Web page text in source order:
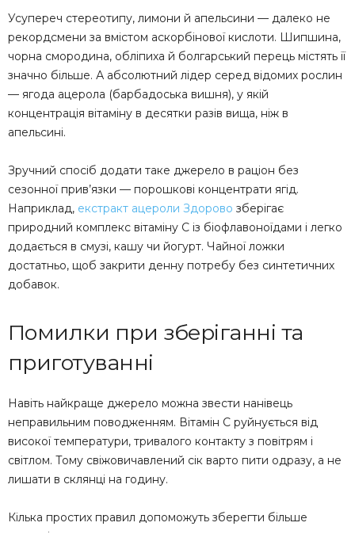
Усупереч стереотипу, лимони й апельсини — далеко не
рекордсмени за вмістом аскорбінової кислоти. Шипшина,
чорна смородина, обліпиха й болгарський перець містять її
значно більше. А абсолютний лідер серед відомих рослин
— ягода ацерола (барбадоська вишня), у якій
концентрація вітаміну в десятки разів вища, ніж в
апельсині.
Зручний спосіб додати таке джерело в раціон без
сезонної прив’язки — порошкові концентрати ягід.
Наприклад, екстракт ацероли Здорово зберігає
природний комплекс вітаміну C із біофлавоноїдами і легко
додається в смузі, кашу чи йогурт. Чайної ложки
достатньо, щоб закрити денну потребу без синтетичних
добавок.
Помилки при зберіганні та
приготуванні
Навіть найкраще джерело можна звести нанівець
неправильним поводженням. Вітамін C руйнується від
високої температури, тривалого контакту з повітрям і
світлом. Тому свіжовичавлений сік варто пити одразу, а не
лишати в склянці на годину.
Кілька простих правил допоможуть зберегти більше